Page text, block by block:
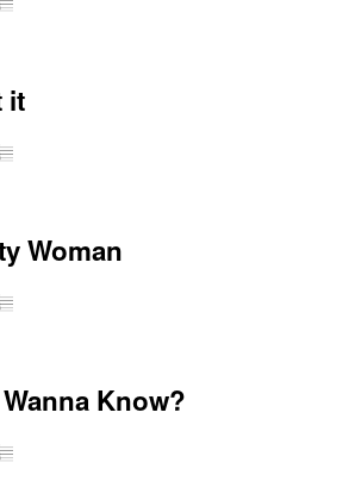
it
Woman
Know?